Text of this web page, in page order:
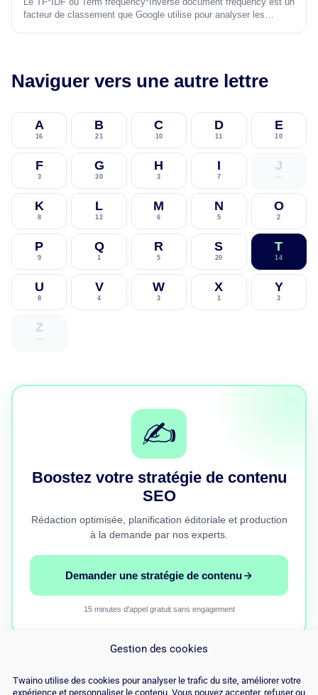
Gestion des cookies
Twaino utilise des cookies pour analyser le trafic du site, améliorer votre
expérience et personnaliser le contenu. Vous pouvez accepter, refuser ou
facteur de classement que Google utilise pour analyser les…
Naviguer vers une autre lettre
A
16
B
21
C
10
D
11
E
10
F
3
G
30
H
3
I
7
J
—
K
8
L
12
M
6
N
5
O
2
P
9
Q
1
R
5
S
20
T
14
U
8
V
4
W
3
X
1
Y
3
Z
—
✍️
Boostez votre stratégie de contenu
SEO
Rédaction optimisée, planification éditoriale et production
à la demande par nos experts.
Demander une stratégie de contenu
15 minutes d'appel gratuit sans engagement